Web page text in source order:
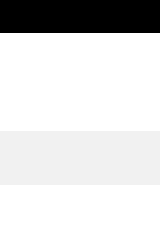
Inhalt